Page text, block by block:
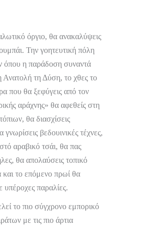
όργιο, θα ανακαλύψεις
Την γοητευτική πόλη
όπου η παράδοση συναντά
Ανατολή τη Δύση, το χθες το
που θα ξεφύγεις από τον
αράχνης» θα αφεθείς στη
θα διασχίσεις
βεδουινικές τέχνες,
αραβικό τσάι, θα πας
θα απολαύσεις τοπικό
και το επόμενο πρωί θα
υπέροχες παραλίες.
το πιο σύγχρονο εμπορικό
με τις πιο άρτια